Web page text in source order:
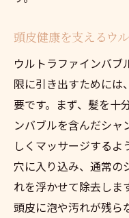
頭皮健康を支えるウ
ウルトラファインバブ
限に引き出すためには
要です。まず、髪を十
ンバブルを含んだシャ
しくマッサージするよ
穴に入り込み、通常の
れを浮かせて除去しま
頭皮に泡や汚れが残ら